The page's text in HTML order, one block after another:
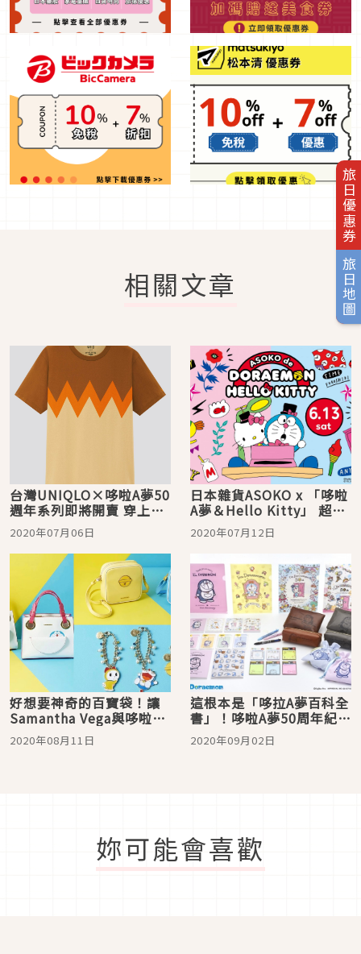
旅日優惠券
旅日地圖
相關文章
台灣UNIQLO×哆啦A夢50
週年系列即將開賣 穿上這
件UT印花T恤一秒變胖
虎！
2020年07月06日
日本雜貨ASOKO x 「哆啦
A夢＆Hello Kitty」 超可
愛原創設計非收不可
2020年07月12日
好想要神奇的百寶袋！讓
Samantha Vega與哆啦A
夢來幫你實現願望
2020年08月11日
這根本是「哆拉A夢百科全
書」！哆啦A夢50周年紀念
典藏版與周邊登場
2020年09月02日
妳可能會喜歡